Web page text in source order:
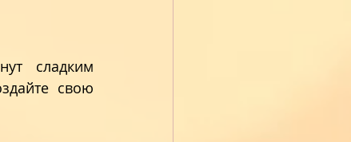
сладким
свою